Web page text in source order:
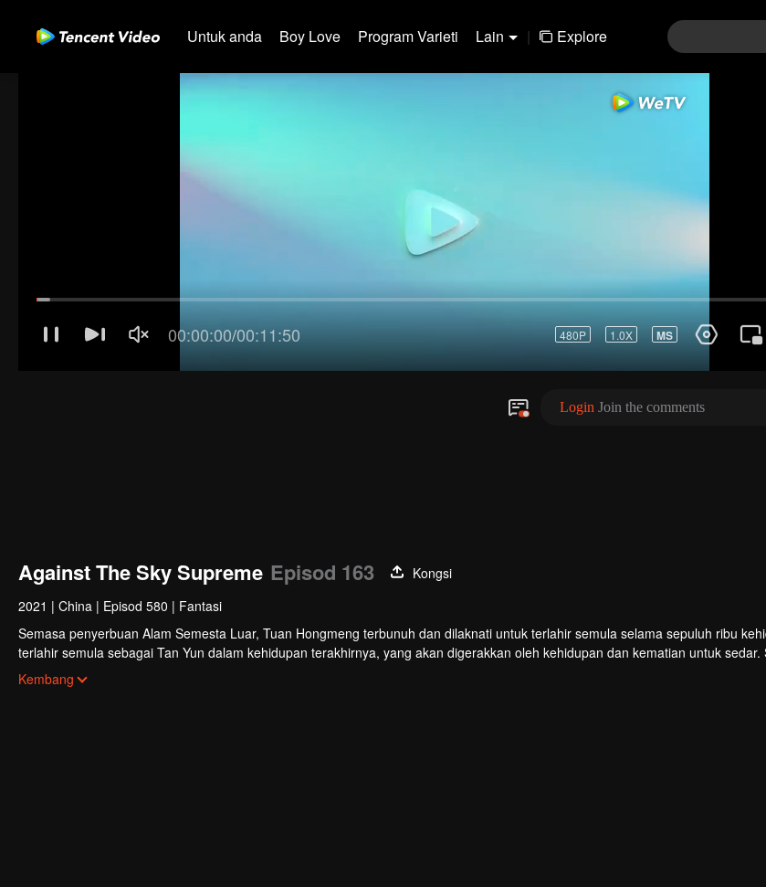
Untuk anda Boy Love Program Varieti Lain | Explore
01-30
Against The Sky Supreme Episod 163
Kongsi
2021 | China | Episod 580 | Fantasi
Semasa penyerbuan Alam Semesta Luar, Tuan Hongmeng terbunuh dan dilaknati untuk terlahir semula selama sepuluh ribu
terlahir semula sebagai Tan Yun dalam kehidupan terakhirnya, yang akan digerakkan oleh kehidupan dan kematian untuk sedar.
perkahwinan, Tan Yun terserempak dengan tunangnya yang berlaku curang dan dipukul untuk membangkitkan ingatan
Yun memiliki bakat tahap Dewa untuk meningkatkan pertumbuhannya.
Kembang